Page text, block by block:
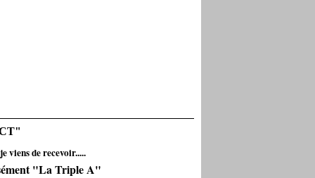
viens de recevoir.....
"La Triple A"